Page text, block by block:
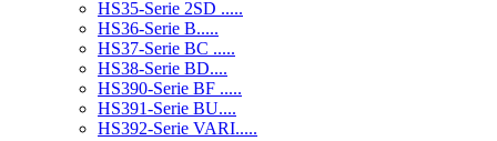
HS35-Serie 2SD .....
HS36-Serie B.....
HS37-Serie BC .....
HS38-Serie BD....
HS390-Serie BF .....
HS391-Serie BU....
HS392-Serie VARI.....